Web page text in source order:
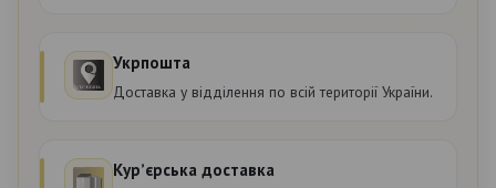
Укрпошта
Доставка у відділення по всій території України.
Курʼєрська доставка